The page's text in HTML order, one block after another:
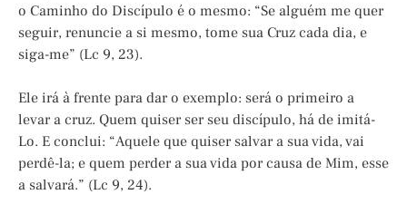
o Caminho do Discípulo é o mesmo: “Se alguém me quer
seguir, renuncie a si mesmo, tome sua Cruz cada dia, e
siga-me” (Lc 9, 23).
Ele irá à frente para dar o exemplo: será o primeiro a
levar a cruz. Quem quiser ser seu discípulo, há de imitá-
Lo. E conclui: “Aquele que quiser salvar a sua vida, vai
perdê-la; e quem perder a sua vida por causa de Mim, esse
a salvará.” (Lc 9, 24).